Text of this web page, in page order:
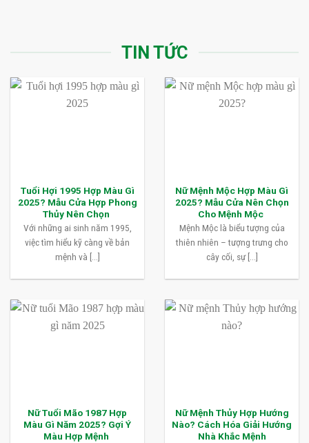
TIN TỨC
Tuổi Hợi 1995 Hợp Màu Gì
2025? Mẫu Cửa Hợp Phong
Thủy Nên Chọn
Với những ai sinh năm 1995,
việc tìm hiểu kỹ càng về bản
mệnh và [...]
Nữ Mệnh Mộc Hợp Màu Gì
2025? Mẫu Cửa Nên Chọn
Cho Mệnh Mộc
Mệnh Mộc là biểu tượng của
thiên nhiên – tượng trưng cho
cây cối, sự [...]
Nữ Tuổi Mão 1987 Hợp
Màu Gì Năm 2025? Gợi Ý
Màu Hợp Mệnh
Nữ Mệnh Thủy Hợp Hướng
Nào? Cách Hóa Giải Hướng
Nhà Khắc Mệnh